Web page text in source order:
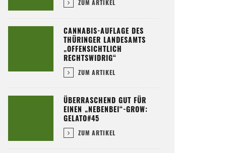
ZUM ARTIKEL
CANNABIS-AUFLAGE DES
THÜRINGER LANDESAMTS
„OFFENSICHTLICH
RECHTSWIDRIG“
ZUM ARTIKEL
ÜBERRASCHEND GUT FÜR
EINEN „NEBENBEI“-GROW:
GELATO#45
ZUM ARTIKEL